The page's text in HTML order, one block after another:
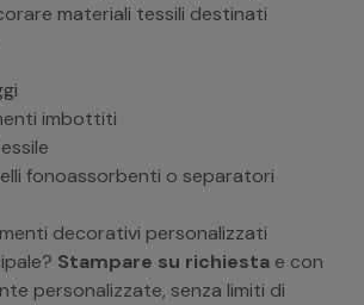
materiali tessili destinati
imbottiti
fonoassorbenti o separatori
decorativi personalizzati
Stampare su richiesta e con
personalizzate, senza limiti di